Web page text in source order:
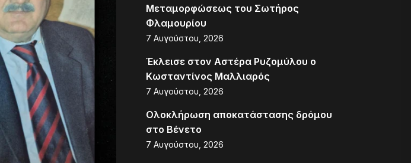
Μεταμορφώσεως του Σωτήρος
Φλαμουρίου
7 Αυγούστου, 2026
Έκλεισε στον Αστέρα Ρυζομύλου ο
Κωσταντίνος Μαλλιαρός
7 Αυγούστου, 2026
Ολοκλήρωση αποκατάστασης δρόμου
στο Βένετο
7 Αυγούστου, 2026